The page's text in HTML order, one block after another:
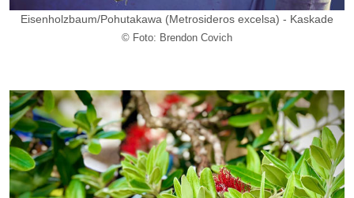
Eisenholzbaum/Pohutakawa (Metrosideros excelsa) - Kaskade
© Foto: Brendon Covich